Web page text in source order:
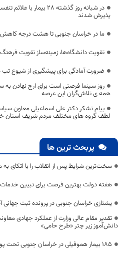
در شبانه روز گذشته 28
پذیرش شدند
ما در خراسان جنوبی تا هشت درجه کاهش
تقویت دانشگاه‌ها، زمینه‌ساز تقویت
ضرورت آمادگی برای پیشگیری از شیوع
روز سینما فرصتی است برای ارج نهادن
همه ی تلاش‌گران این عرصه
پیام تشکر دکتر علی اسماعیلی معاون سیاسی
لطف گروه های مختلف مردم شریف استان
پربحث ترین ها
سخت‌ترین شرایط پس از انقلاب را با اتکای
هفته دولت بهترین فرصت برای تبیین
یشتازی خراسان جنوبی در پرونده ثبت جهانی
دانش‌آموز زیر چتر «طرح حامی»
۱۸۵ بیمار هموفیلی در خراسان جنوبی تحت پوشش خدمات بیمه سلامت قرار دارند